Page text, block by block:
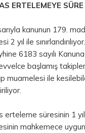
ERTELEMEYE
kanunun 179.
2 yıl ile
6183 sayılı
başlamış
muamelesi ile
erteleme süresinin 1
mahkemece